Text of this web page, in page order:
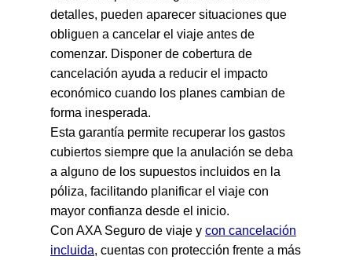
detalles, pueden aparecer situaciones que
obliguen a cancelar el viaje antes de
comenzar. Disponer de cobertura de
cancelación ayuda a reducir el impacto
económico cuando los planes cambian de
forma inesperada.
Esta garantía permite recuperar los gastos
cubiertos siempre que la anulación se deba
a alguno de los supuestos incluidos en la
póliza, facilitando planificar el viaje con
mayor confianza desde el inicio.
Con AXA Seguro de viaje y con cancelación
incluida, cuentas con protección frente a más